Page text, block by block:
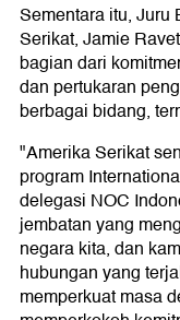
Sementara itu, Juru
Serikat, Jamie
bagian dari
dan pertukaran
berbagai bidang,
"Amerika Serikat
program
delegasi NOC
jembatan yang
negara kita, dan
hubungan yang
memperkuat masa